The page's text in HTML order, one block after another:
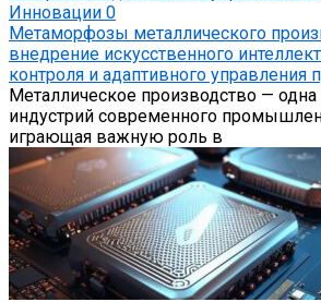
Инновации 0
Метаморфозы металлического
внедрение искусственного
контроля и адаптивного управления
Металлическое производство —
индустрий современного
играющая важную роль в